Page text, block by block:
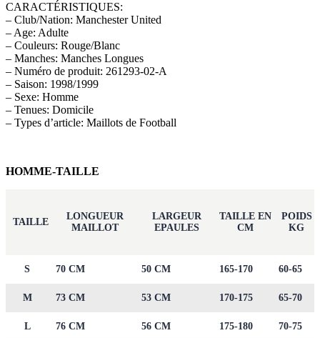
CARACTÉRISTIQUES:
– Club/Nation: Manchester United
– Age: Adulte
– Couleurs: Rouge/Blanc
– Manches: Manches Longues
– Numéro de produit: 261293-02-A
– Saison: 1998/1999
– Sexe: Homme
– Tenues: Domicile
– Types d’article: Maillots de Football
HOMME-TAILLE
TAILLE
LONGUEUR
MAILLOT
LARGEUR
EPAULES
TAILLE EN
CM
POIDS
KG
S 70 CM 50 CM 165-170 60-65
M 73 CM 53 CM 170-175 65-70
L 76 CM 56 CM 175-180 70-75